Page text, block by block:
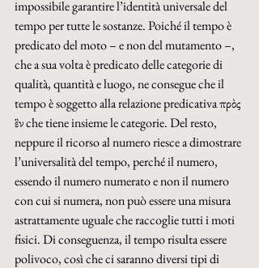
impossibile garantire l’identità universale del
tempo per tutte le sostanze. Poiché il tempo è
predicato del moto – e non del mutamento –,
che a sua volta è predicato delle categorie di
qualità, quantità e luogo, ne consegue che il
tempo è soggetto alla relazione predicativa πρὸς
ἓν che tiene insieme le categorie. Del resto,
neppure il ricorso al numero riesce a dimostrare
l’universalità del tempo, perché il numero,
essendo il numero numerato e non il numero
con cui si numera, non può essere una misura
astrattamente uguale che raccoglie tutti i moti
fisici. Di conseguenza, il tempo risulta essere
polivoco, così che ci saranno diversi tipi di